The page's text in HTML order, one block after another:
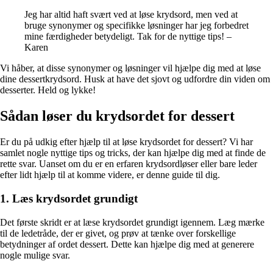
Jeg har altid haft svært ved at løse krydsord, men ved at
bruge synonymer og specifikke løsninger har jeg forbedret
mine færdigheder betydeligt. Tak for de nyttige tips! –
Karen
Vi håber, at disse synonymer og løsninger vil hjælpe dig med at løse
dine dessertkrydsord. Husk at have det sjovt og udfordre din viden om
desserter. Held og lykke!
Sådan løser du krydsordet for dessert
Er du på udkig efter hjælp til at løse krydsordet for dessert? Vi har
samlet nogle nyttige tips og tricks, der kan hjælpe dig med at finde de
rette svar. Uanset om du er en erfaren krydsordløser eller bare leder
efter lidt hjælp til at komme videre, er denne guide til dig.
1. Læs krydsordet grundigt
Det første skridt er at læse krydsordet grundigt igennem. Læg mærke
til de ledetråde, der er givet, og prøv at tænke over forskellige
betydninger af ordet dessert. Dette kan hjælpe dig med at generere
nogle mulige svar.